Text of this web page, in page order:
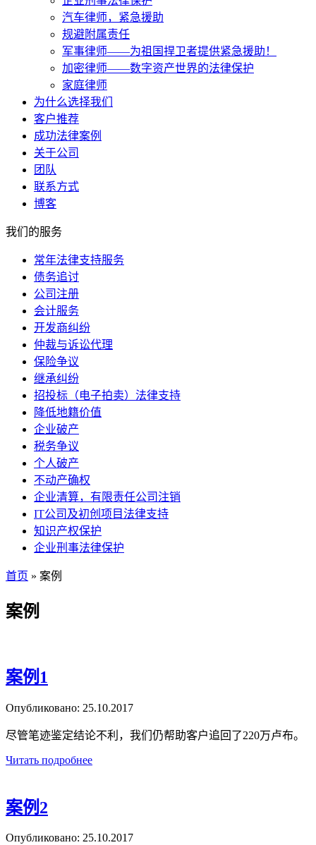
汽车律师，紧急援助
规避附属责任
军事律师——为祖国捍卫者提供紧急援助！
加密律师——数字资产世界的法律保护
家庭律师
为什么选择我们
客户推荐
成功法律案例
关于公司
团队
联系方式
博客
我们的服务
常年法律支持服务
债务追讨
公司注册
会计服务
开发商纠纷
仲裁与诉讼代理
保险争议
继承纠纷
招投标（电子拍卖）法律支持
降低地籍价值
企业破产
税务争议
个人破产
不动产确权
企业清算，有限责任公司注销
IT公司及初创项目法律支持
知识产权保护
企业刑事法律保护
首页 » 案例
案例
案例1
Опубликовано: 25.10.2017
尽管笔迹鉴定结论不利，我们仍帮助客户追回了220万卢布。
Читать подробнее
案例2
Опубликовано: 25.10.2017